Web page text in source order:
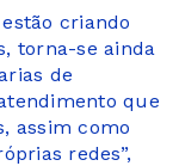
criando
torna-se ainda
de
que
assim como
redes”,